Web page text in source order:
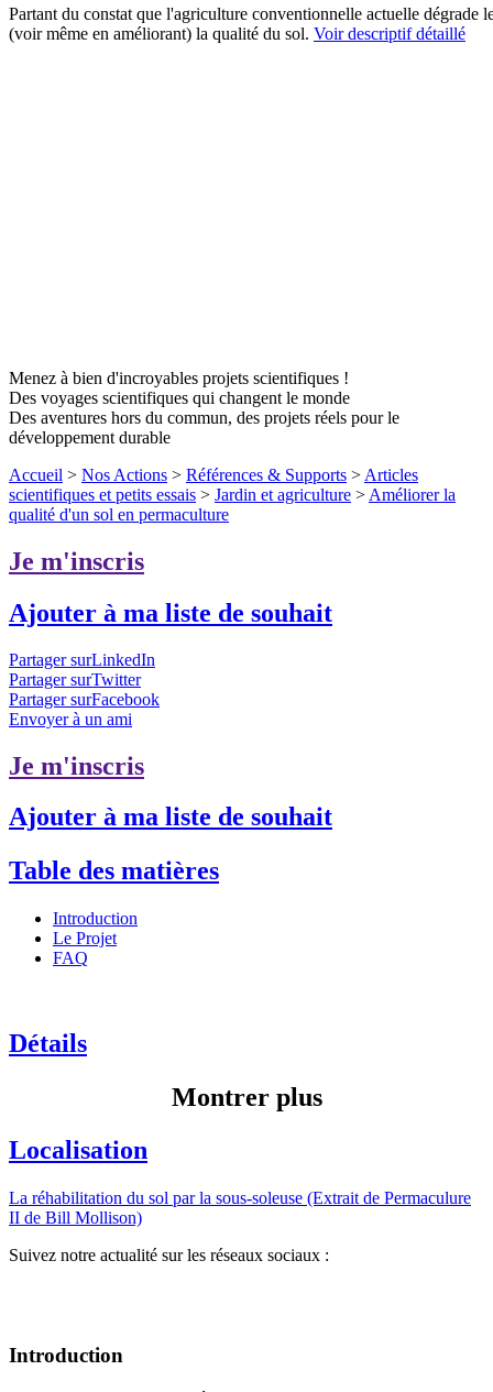
Partant du constat que l'agriculture conventionnelle actuelle
(voir même en améliorant) la qualité du sol. Voir descriptif détaillé
Menez à bien d'incroyables projets scientifiques !
Des voyages scientifiques qui changent le monde
Des aventures hors du commun, des projets réels pour le
développement durable
Accueil > Nos Actions > Références & Supports > Articles
scientifiques et petits essais > Jardin et agriculture > Améliorer la
qualité d'un sol en permaculture
Je m'inscris
Ajouter à ma liste de souhait
Partager surLinkedIn
Partager surTwitter
Partager surFacebook
Envoyer à un ami
Je m'inscris
Ajouter à ma liste de souhait
Table des matières
Introduction
Le Projet
FAQ
Détails
Montrer plus
Localisation
La réhabilitation du sol par la sous-soleuse (Extrait de Permaculure
II de Bill Mollison)
Suivez notre actualité sur les réseaux sociaux :
Introduction